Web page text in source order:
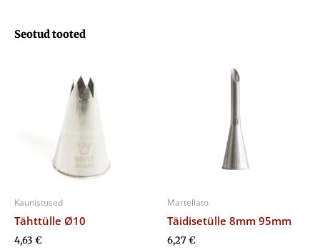
Seotud tooted
Kaunistused
Tähttülle Ø10
4,63 €
Martellato
Täidisetülle 8mm 95mm
6,27€